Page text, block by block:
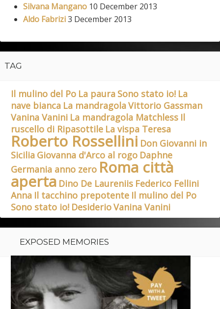
Silvana Mangano 10 December 2013
Aldo Fabrizi3 December 2013
TAG
Il mulino del Po La paura Sono stato io! La
nave bianca La mandragolaVittorio Gassman
Vanina Vanini La mandragola Matchless Il
ruscello di Ripasottile La vispa Teresa
Roberto Rossellini Don Giovanni in
Sicilia Giovanna d'Arco al rogo Daphne
Germania anno zero Roma città
aperta Dino De Laureniis Federico Fellini
Anna Il tacchino prepotente Il mulino del Po
Sono stato io! DesiderioVanina Vanini
EXPOSED MEMORIES